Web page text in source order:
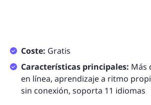
Coste: Gratis
Características principales: Más
en línea, aprendizaje a ritmo
sin conexión, soporta 11 idiomas